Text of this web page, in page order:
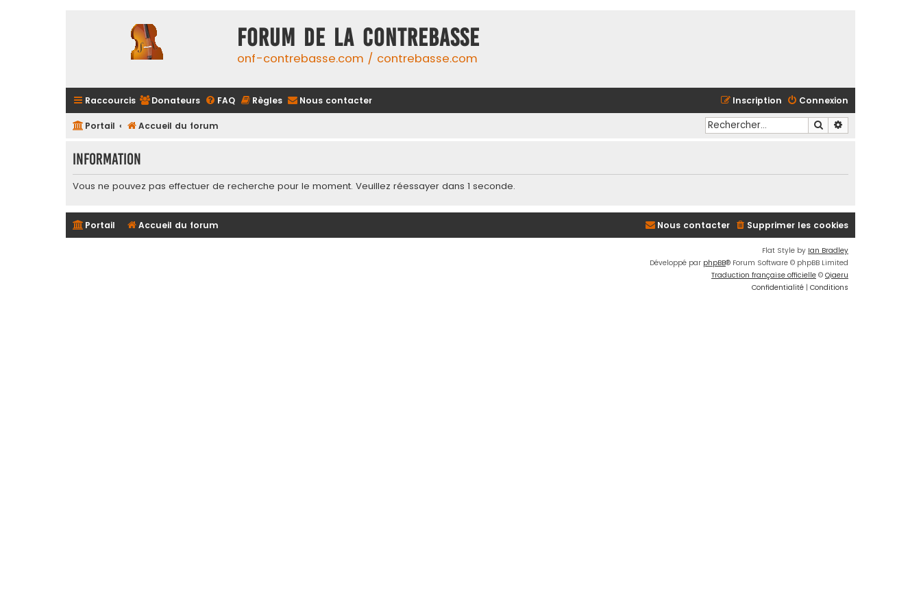
FORUM DE LA CONTREBASSE
onf-contrebasse.com / contrebasse.com
Raccourcis Donateurs FAQ Règles Nous contacter Connexion
Inscription
Portail Accueil du forum Rechercher
Information
Vous ne pouvez pas effectuer de recherche pour le moment. Veuillez réessayer dans 1 seconde.
Portail Accueil du forum Supprimer les cookies
Nous contacter
Flat Style by Ian Bradley
Développé par phpBB® Forum Software © phpBB Limited
Traduction française officielle © Qiaeru
Confidentialité | Conditions